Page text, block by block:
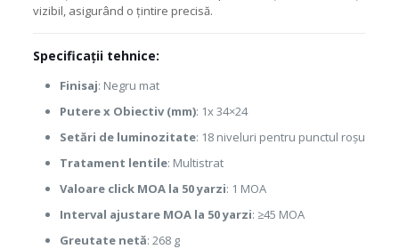
vizibil, asigurând o țintire precisă.
Specificații tehnice:
Finisaj: Negru mat
Putere x Obiectiv (mm): 1x 34×24
Setări de luminozitate: 18 niveluri pentru punctul roșu
Tratament lentile: Multistrat
Valoare click MOA la 50 yarzi: 1 MOA
Interval ajustare MOA la 50 yarzi: ≥45 MOA
Greutate netă: 268 g